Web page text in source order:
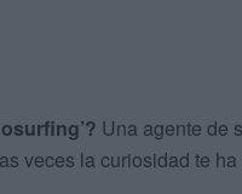
Una agente de
veces la curiosidad te